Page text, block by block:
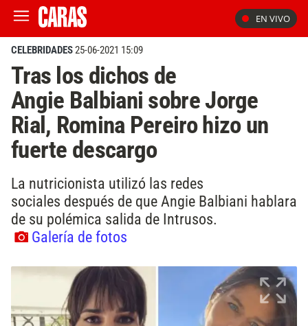
EN VIVO
CELEBRIDADES25-06-2021 15:09
Tras los dichos de
Angie Balbiani sobre Jorge
Rial, Romina Pereiro hizo un
fuerte descargo
La nutricionista utilizó las redes
sociales después de que Angie Balbiani hablara
de su polémica salida de Intrusos.
Galería de fotos